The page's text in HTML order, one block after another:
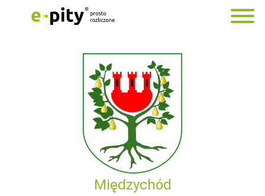
Międzychód